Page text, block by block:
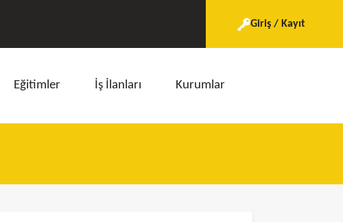
Giriş / Kayıt
Eğitimler İş İlanları Kurumlar